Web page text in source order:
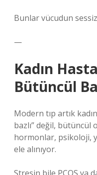
Bunlar vücudun sessiz
—
Kadın
Bütüncül
Modern tıp artık
bazlı” değil,
hormonlar, psikoloji,
ele alınıyor.